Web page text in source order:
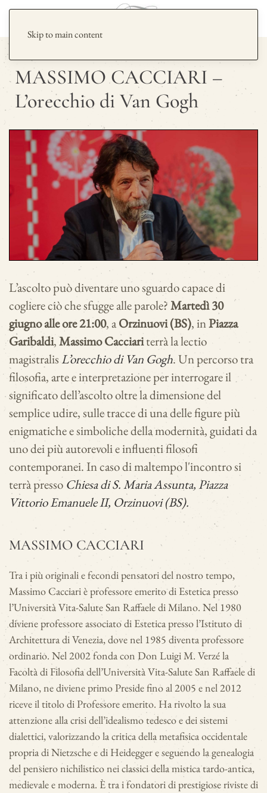
Skip to main content
MASSIMO CACCIARI –
L’orecchio di Van Gogh
L’ascolto può diventare uno sguardo capace di
cogliere ciò che sfugge alle parole?Martedì 30
giugno alle ore 21:00, aOrzinuovi (BS), inPiazza
Garibaldi,Massimo Cacciariterrà la lectio
magistralisL’orecchio di Van Gogh. Un percorso tra
filosofia, arte e interpretazione per interrogare il
significato dell’ascolto oltre la dimensione del
semplice udire, sulle tracce di una delle figure più
enigmatiche e simboliche della modernità, guidati da
uno dei più autorevoli e influenti filosofi
contemporanei. In caso di maltempo l'incontro si
terrà presso Chiesa di S. Maria Assunta, Piazza
Vittorio Emanuele II, Orzinuovi (BS).
MASSIMO CACCIARI
Tra i più originali e fecondi pensatori del nostro tempo,
Massimo Cacciari è professore emerito di Estetica presso
l’Università Vita-Salute San Raffaele di Milano. Nel 1980
diviene professore associato di Estetica presso l’Istituto di
Architettura di Venezia, dove nel 1985 diventa professore
ordinario. Nel 2002 fonda con Don Luigi M. Verzé la
Facoltà di Filosofia dell’Università Vita-Salute San Raffaele di
Milano, ne diviene primo Preside fino al 2005 e nel 2012
riceve il titolo di Professore emerito. Ha rivolto la sua
attenzione alla crisi dell’idealismo tedesco e dei sistemi
dialettici, valorizzando la critica della metafisica occidentale
propria di Nietzsche e di Heidegger e seguendo la genealogia
del pensiero nichilistico nei classici della mistica tardo-antica,
medievale e moderna. È tra i fondatori di prestigiose riviste di